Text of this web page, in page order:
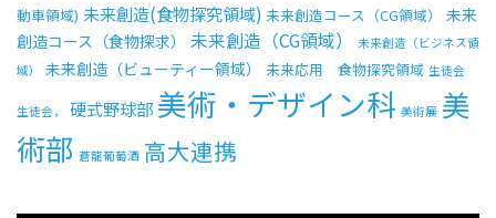
動車領域) 未来創造(食物探究領域) 未来創造コース（CG領域）
未来
創造コース（食物探求）
未来創造（CG領域）
未来創造（ビジネス領
域）
未来創造（ビューティー領域） 未来応用 食物探究領域 生徒会
生徒会， 硬式野球部 美術・デザイン科 美術展 美
術部 蒼龍葡萄酒 高大連携